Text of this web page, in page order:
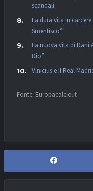
scandali
La dura vita in
Smentisco”
La nuova vita di Dani
Dio”
Vinicius e il Real
Fonte: Europacalcio.it